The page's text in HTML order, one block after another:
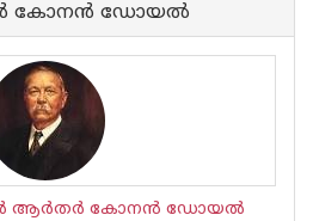
കോനന്‍ ഡോയല്‍
സര്‍ ആര്‍തര്‍ കോനന്‍ ഡോയല്‍